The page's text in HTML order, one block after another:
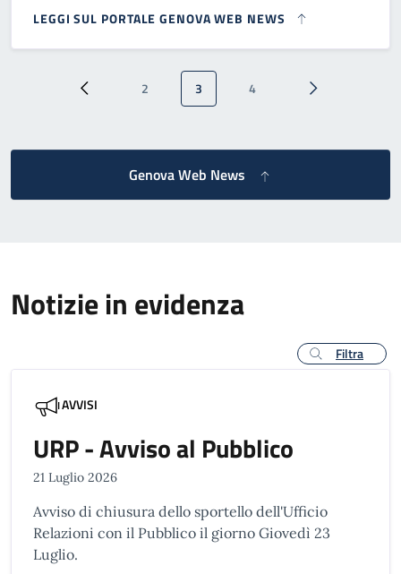
LEGGI SUL PORTALE GENOVA WEB NEWS
Paginazione
Pagina precedente
Pagina
2 Pagina attuale
3 Pagina
4 Pagina
Genova Web News
Notizie in evidenza
Filtra
AVVISI
URP - Avviso al Pubblico
21 Luglio 2026
Avviso di chiusura dello sportello dell'Ufficio
Relazioni con il Pubblico il giorno Giovedì 23
Luglio.